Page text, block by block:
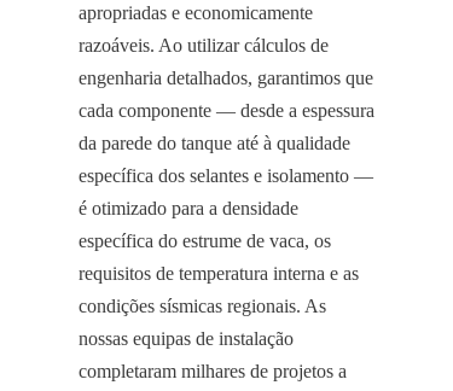
apropriadas e economicamente
razoáveis. Ao utilizar cálculos de
engenharia detalhados, garantimos que
cada componente — desde a espessura
da parede do tanque até à qualidade
específica dos selantes e isolamento —
é otimizado para a densidade
específica do estrume de vaca, os
requisitos de temperatura interna e as
condições sísmicas regionais. As
nossas equipas de instalação
completaram milhares de projetos a